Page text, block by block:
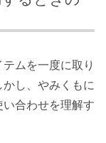
ムを一度に取り
し、やみくもに
合わせを理解す